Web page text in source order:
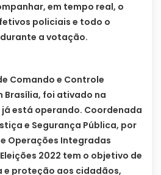
em tempo real, o
policiais e todo o
a votação.
Comando e Controle
Brasília, foi ativado na
está operando. Coordenada
e Segurança Pública, por
Operações Integradas
2022 tem o objetivo de
e proteção aos cidadãos,